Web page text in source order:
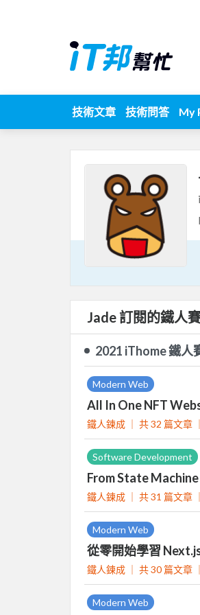
技術文章 技術問答 My
Jade 訂閱的鐵人
2021 iThome 鐵人
Modern Web
All In One NFT
鐵人鍊成 ｜ 共 32 篇文章 ｜
Software Development
From State
鐵人鍊成 ｜ 共 31 篇文章 ｜
Modern Web
從零開始學習
鐵人鍊成 ｜ 共 30 篇文章 ｜
Modern Web